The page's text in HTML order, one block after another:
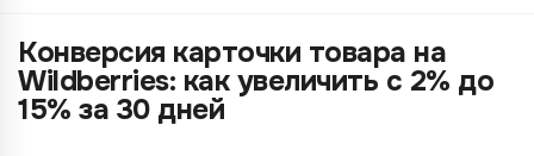
Конверсия карточки товара на
Wildberries: как увеличить с 2% до
15% за 30 дней